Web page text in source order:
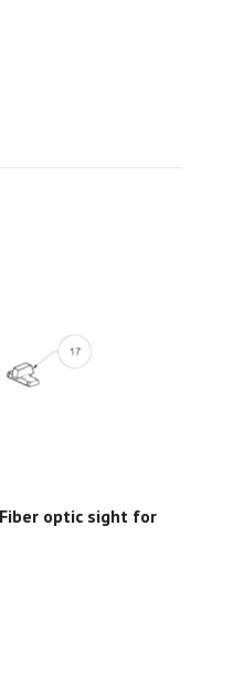
optic sight for